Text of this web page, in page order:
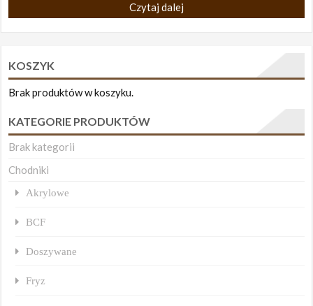
Czytaj dalej
KOSZYK
Brak produktów w koszyku.
KATEGORIE PRODUKTÓW
Brak kategorii
Chodniki
Akrylowe
BCF
Doszywane
Fryz